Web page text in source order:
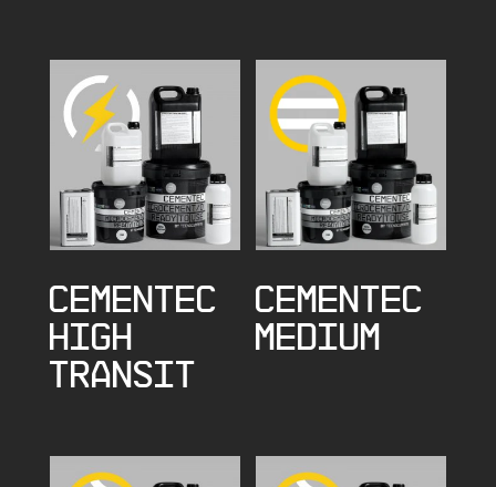
CEMENTEC
HIGH
TRANSIT
CEMENTEC
MEDIUM